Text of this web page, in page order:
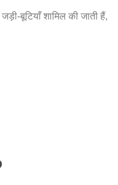
बूटियाँ शामिल की जाती हैं,